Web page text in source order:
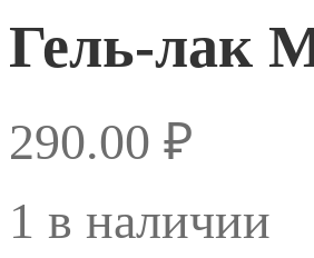
Гель-лак
290.00 ₽
1 в наличии